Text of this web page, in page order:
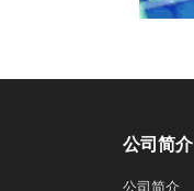
公司简介
公司简介